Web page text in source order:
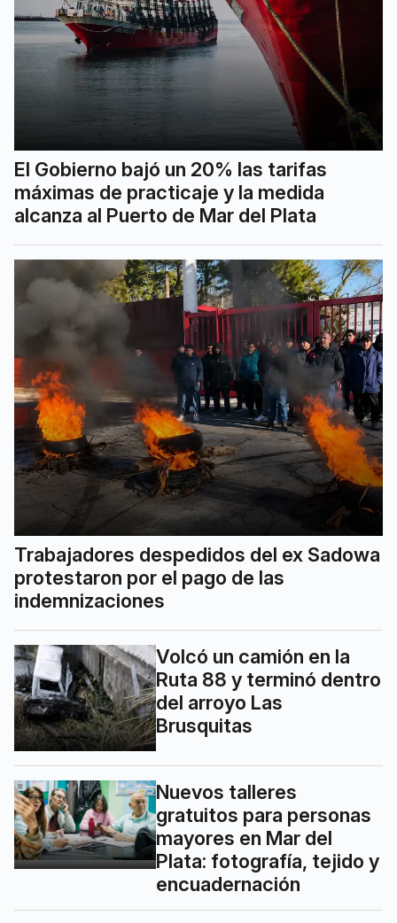
El Gobierno bajó un 20% las tarifas
máximas de practicaje y la medida
alcanza al Puerto de Mar del Plata
Trabajadores despedidos del ex Sadowa
protestaron por el pago de las
indemnizaciones
Volcó un camión en la
Ruta 88 y terminó dentro
del arroyo Las
Brusquitas
Nuevos talleres
gratuitos para personas
mayores en Mar del
Plata: fotografía, tejido y
encuadernación